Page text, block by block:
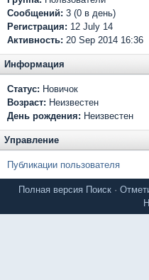
Сообщений: 3 (0 в день)
Регистрация: 12 July 14
Активность: 20 Sep 2014 16:36
Информация
Статус: Новичок
Возраст: Неизвестен
День рождения: Неизвестен
Управление
Публикации пользователя
Полная версия Поиск ·